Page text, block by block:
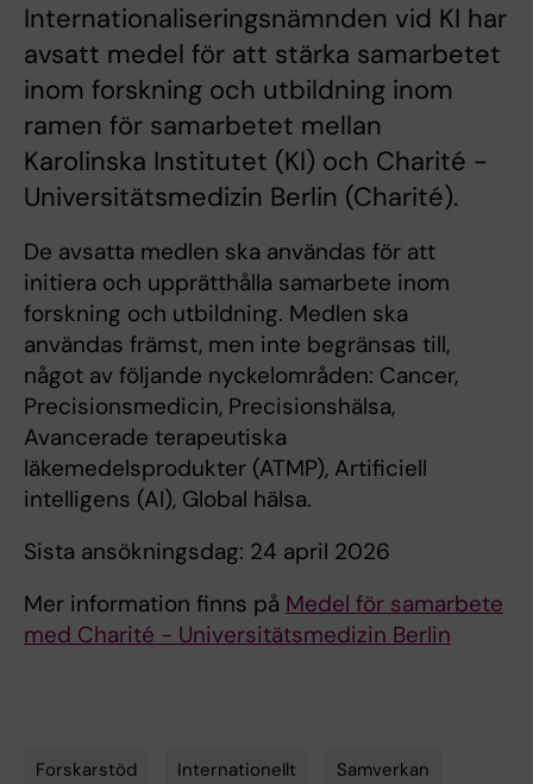
Internationaliseringsnämnden vid KI har
avsatt medel för att stärka samarbetet
inom forskning och utbildning inom
ramen för samarbetet mellan
Karolinska Institutet (KI) och Charité -
Universitätsmedizin Berlin (Charité).
De avsatta medlen ska användas för att
initiera och upprätthålla samarbete inom
forskning och utbildning. Medlen ska
användas främst, men inte begränsas till,
något av följande nyckelområden: Cancer,
Precisionsmedicin, Precisionshälsa,
Avancerade terapeutiska
läkemedelsprodukter (ATMP), Artificiell
intelligens (AI), Global hälsa.
Sista ansökningsdag: 24 april 2026
Mer information finns på Medel för samarbete
med Charité - Universitätsmedizin Berlin
Forskarstöd Internationellt Samverkan